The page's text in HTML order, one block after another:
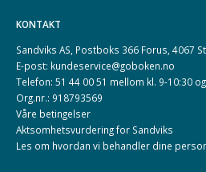
KONTAKT
Sandviks AS, Postboks 366 Forus, 4067
E-post: kundeservice@goboken.no
Telefon: 51 44 00 51 mellom kl. 9-10:30
Org.nr.: 918793569
Våre betingelser
Aktsomhetsvurdering for Sandviks
Les om hvordan vi behandler dine